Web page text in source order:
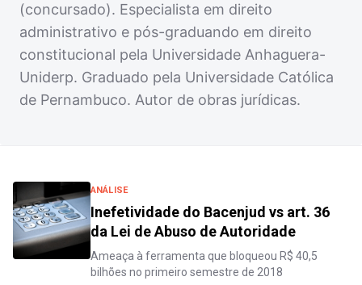
(concursado). Especialista em direito
administrativo e pós-graduando em direito
constitucional pela Universidade Anhaguera-
Uniderp. Graduado pela Universidade Católica
de Pernambuco. Autor de obras jurídicas.
ANÁLISE
Inefetividade do Bacenjud vs art. 36
da Lei de Abuso de Autoridade
Ameaça à ferramenta que bloqueou R$ 40,5
bilhões no primeiro semestre de 2018